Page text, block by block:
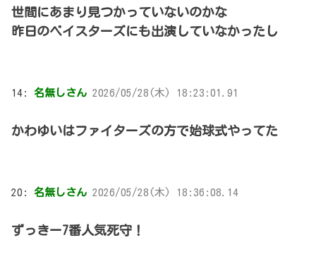
世間にあまり見つかっていないのかな
昨日のベイスターズにも出演していなかったし
14: 名無しさん 2026/05/28(木) 18:23:01.91
かわゆいはファイターズの方で始球式やってた
20: 名無しさん 2026/05/28(木) 18:36:08.14
ずっきー7番人気死守！